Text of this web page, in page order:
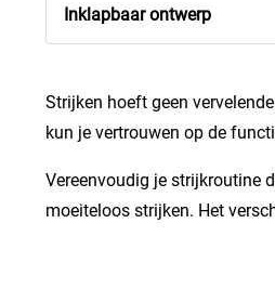
Inklapbaar ontwerp
Strijken hoeft geen
kun je vertrouwen op de
Vereenvoudig je strijkroutine
moeiteloos strijken. Het